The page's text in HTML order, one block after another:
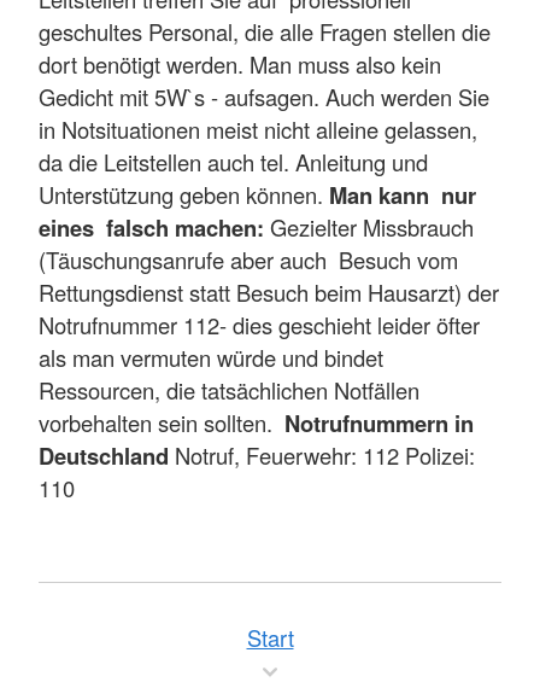
geschultes Personal, die alle Fragen stellen die
dort benötigt werden. Man muss also kein
Gedicht mit 5W`s - aufsagen. Auch werden Sie
in Notsituationen meist nicht alleine gelassen,
da die Leitstellen auch tel. Anleitung und
Unterstützung geben können. Man kann nur
eines falsch machen: Gezielter Missbrauch
(Täuschungsanrufe aber auch Besuch vom
Rettungsdienst statt Besuch beim Hausarzt) der
Notrufnummer 112- dies geschieht leider öfter
als man vermuten würde und bindet
Ressourcen, die tatsächlichen Notfällen
vorbehalten sein sollten. Notrufnummern in
Deutschland Notruf, Feuerwehr: 112 Polizei:
110
Start